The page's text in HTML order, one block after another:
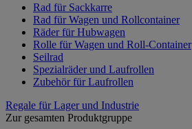
Rad für Sackkarre
Rad für Wagen und Rollcontainer
Räder für Hubwagen
Rolle für Wagen und Roll-Container
Seilrad
Spezialräder und Laufrollen
Zubehör für Laufrollen
Regale für Lager und Industrie
Zur gesamten Produktgruppe